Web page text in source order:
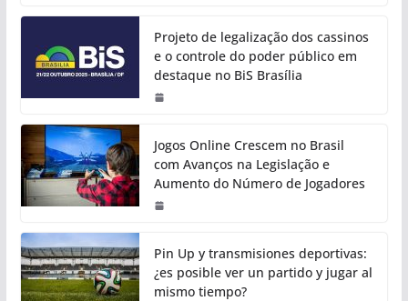
Projeto de legalização dos cassinos
e o controle do poder público em
destaque no BiS Brasília
Jogos Online Crescem no Brasil
com Avanços na Legislação e
Aumento do Número de Jogadores
Pin Up y transmisiones deportivas:
¿es posible ver un partido y jugar al
mismo tiempo?